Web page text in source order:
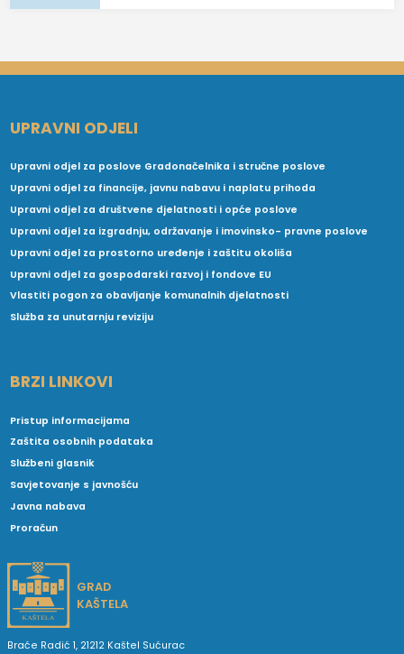
UPRAVNI ODJELI
Upravni odjel za poslove Gradonačelnika i stručne poslove
Upravni odjel za financije, javnu nabavu i naplatu prihoda
Upravni odjel za društvene djelatnosti i opće poslove
Upravni odjel za izgradnju, održavanje i imovinsko- pravne poslove
Upravni odjel za prostorno uređenje i zaštitu okoliša
Upravni odjel za gospodarski razvoj i fondove EU
Vlastiti pogon za obavljanje komunalnih djelatnosti
Služba za unutarnju reviziju
BRZI LINKOVI
Pristup informacijama
Zaštita osobnih podataka
Službeni glasnik
Savjetovanje s javnošću
Javna nabava
Proračun
GRAD
KAŠTELA
Braće Radić 1, 21212 Kaštel Sućurac